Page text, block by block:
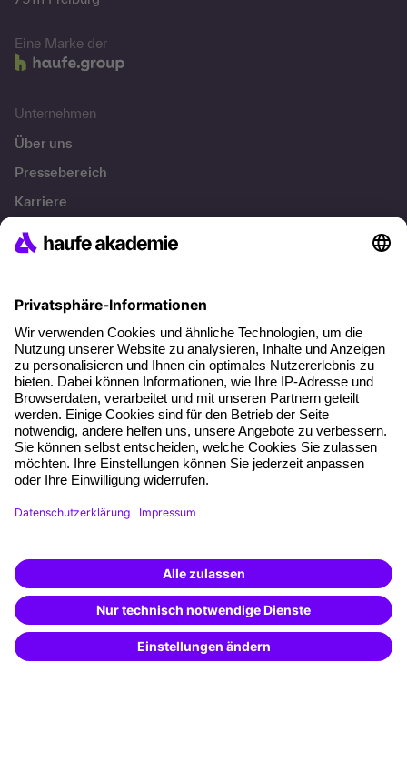
Eine Marke der
Unternehmen
Über uns
Pressebereich
Karriere
Referenzen
Über unser Angebot
Planungssicherheit
Freie Seminarplätze
Qualitätsstandards
Planung und Locations
Fördermöglichkeiten
Weiterbildungs-App
Besondere Angebote
Potenzialanalyse
Transfercoaching
Weiterbildung finden -
mit KI-Power!
Beschreibe was du suchst und erhalte
passende Weiterbildungen vomKI-Berater
– schnell und treffsicher.